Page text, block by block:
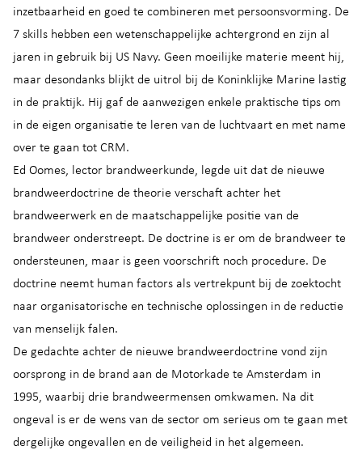
inzetbaarheid en goed te combineren met persoonsvorming. De
7 skills hebben een wetenschappelijke achtergrond en zijn al
jaren in gebruik bij US Navy. Geen moeilijke materie meent hij,
maar desondanks blijkt de uitrol bij de Koninklijke Marine lastig
in de praktijk. Hij gaf de aanwezigen enkele praktische tips om
in de eigen organisatie te leren van de luchtvaart en met name
over te gaan tot CRM.
Ed Oomes, lector brandweerkunde, legde uit dat de nieuwe
brandweerdoctrine de theorie verschaft achter het
brandweerwerk en de maatschappelijke positie van de
brandweer onderstreept. De doctrine is er om de brandweer te
ondersteunen, maar is geen voorschrift noch procedure. De
doctrine neemt human factors als vertrekpunt bij de zoektocht
naar organisatorische en technische oplossingen in de reductie
van menselijk falen.
De gedachte achter de nieuwe brandweerdoctrine vond zijn
oorsprong in de brand aan de Motorkade te Amsterdam in
1995, waarbij drie brandweermensen omkwamen. Na dit
ongeval is er de wens van de sector om serieus om te gaan met
dergelijke ongevallen en de veiligheid in het algemeen.